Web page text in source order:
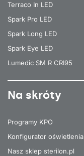
Terraco In LED
Spark Pro LED
Spark Long LED
Spark Eye LED
Lumedic SM R CRI95
Na skróty
Programy KPO
Konfigurator oświetlenia
Nasz sklep sterilon.pl